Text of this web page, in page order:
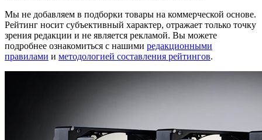
Мы не добавляем в подборки товары на коммерческой основе.
Рейтинг носит субъективный характер, отражает только точку
зрения редакции и не является рекламой. Вы можете
подробнее ознакомиться с нашими редакционными
правилами и методологией составления рейтингов.